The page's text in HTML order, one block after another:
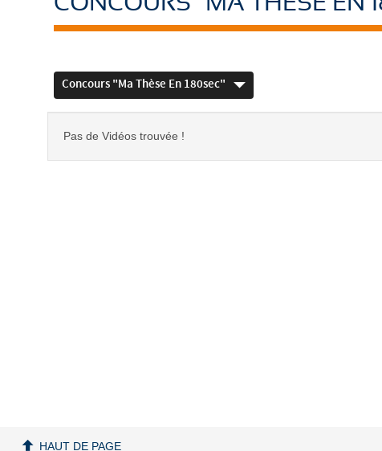
Concours "Ma Thèse En 180sec"
Pas de Vidéos trouvée !
HAUT DE PAGE